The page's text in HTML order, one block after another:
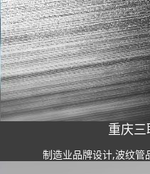
重庆
制造业品牌设计,波纹管